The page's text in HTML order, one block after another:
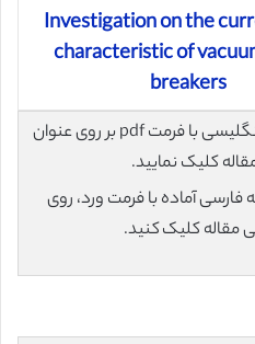
Investigation on the
characteristic of
breakers
برای دانلود رایگان مقاله انگلیسی با فرمت pdf بر روی عنوان
کلیک نمایید.
فارسی آماده با فرمت ورد، روی
مقاله کلیک کنید.